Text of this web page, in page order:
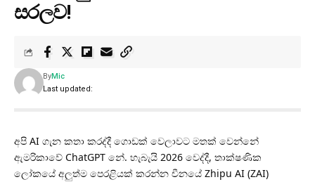
සරලව!
Last updated:
ByMic
අපි AI ගැන කතා කරද්දී ගොඩක් වෙලාවට මතක් වෙන්නේ
ඇමරිකාවේ ChatGPT නේ. හැබැයි 2026 වෙද්දී, තාක්ෂණික
ලෝකයේ අලුත්ම පෙරළියක් කරන්න චීනයේ Zhipu AI (ZAI)